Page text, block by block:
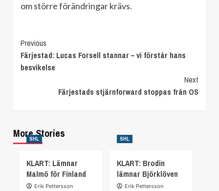
om större förändringar krävs.
Continue
Reading
Previous
Färjestad: Lucas Forsell stannar – vi förstår hans
besvikelse
Next
Färjestads stjärnforward stoppas från OS
More Stories
SHL
KLART: Lämnar
Malmö för Finland
Erik Pettersson
SHL
KLART: Brodin
lämnar Björklöven
Erik Pettersson